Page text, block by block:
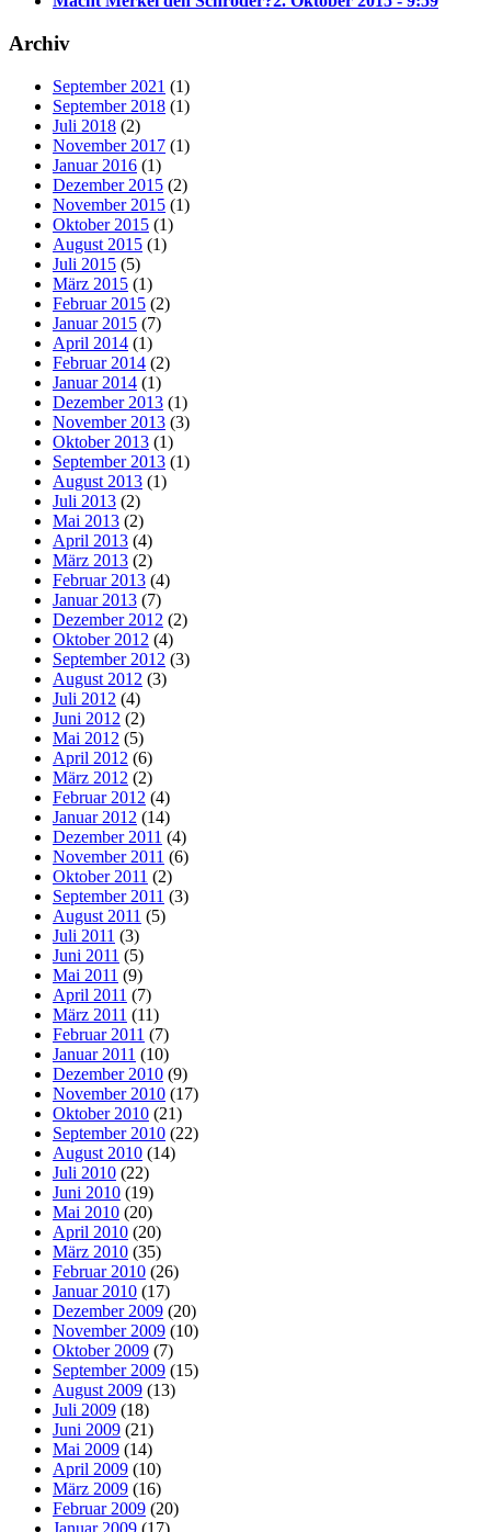
Archiv
September 2021 (1)
September 2018 (1)
Juli 2018 (2)
November 2017 (1)
Januar 2016 (1)
Dezember 2015 (2)
November 2015 (1)
Oktober 2015 (1)
August 2015 (1)
Juli 2015 (5)
März 2015 (1)
Februar 2015 (2)
Januar 2015 (7)
April 2014 (1)
Februar 2014 (2)
Januar 2014 (1)
Dezember 2013 (1)
November 2013 (3)
Oktober 2013 (1)
September 2013 (1)
August 2013 (1)
Juli 2013 (2)
Mai 2013 (2)
April 2013 (4)
März 2013 (2)
Februar 2013 (4)
Januar 2013 (7)
Dezember 2012 (2)
Oktober 2012 (4)
September 2012 (3)
August 2012 (3)
Juli 2012 (4)
Juni 2012 (2)
Mai 2012 (5)
April 2012 (6)
März 2012 (2)
Februar 2012 (4)
Januar 2012 (14)
Dezember 2011 (4)
November 2011 (6)
Oktober 2011 (2)
September 2011 (3)
August 2011 (5)
Juli 2011 (3)
Juni 2011 (5)
Mai 2011 (9)
April 2011 (7)
März 2011 (11)
Februar 2011 (7)
Januar 2011 (10)
Dezember 2010 (9)
November 2010 (17)
Oktober 2010 (21)
September 2010 (22)
August 2010 (14)
Juli 2010 (22)
Juni 2010 (19)
Mai 2010 (20)
April 2010 (20)
März 2010 (35)
Februar 2010 (26)
Januar 2010 (17)
Dezember 2009 (20)
November 2009 (10)
Oktober 2009 (7)
September 2009 (15)
August 2009 (13)
Juli 2009 (18)
Juni 2009 (21)
Mai 2009 (14)
April 2009 (10)
März 2009 (16)
Februar 2009 (20)
Januar 2009 (17)